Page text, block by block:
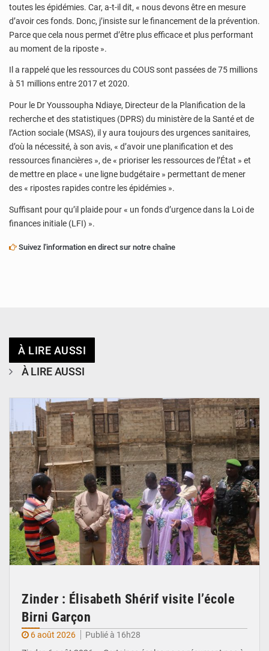
toutes les épidémies. Car, a-t-il dit, « nous devons être en mesure
d’avoir ces fonds. Donc, j’insiste sur le financement de la prévention.
Parce que cela nous permet d’être plus efficace et plus performant
au moment de la riposte ».
Il a rappelé que les ressources du COUS sont passées de 75 millions
à 51 millions entre 2017 et 2020.
Pour le Dr Youssoupha Ndiaye, Directeur de la Planification de la
recherche et des statistiques (DPRS) du ministère de la Santé et de
l’Action sociale (MSAS), il y aura toujours des urgences sanitaires,
d’où la nécessité, à son avis, « d’avoir une planification et des
ressources financières », de « prioriser les ressources de l’État » et
de mettre en place « une ligne budgétaire » permettant de mener
des « ripostes rapides contre les épidémies ».
Suffisant pour qu’il plaide pour « un fonds d’urgence dans la Loi de
finances initiale (LFI) ».
Suivez l'information en direct sur notre chaîne
À LIRE AUSSI
À LIRE AUSSI
Zinder : Élisabeth Shérif visite l’école
Birni Garçon
6 août 2026
Publié à 16h28